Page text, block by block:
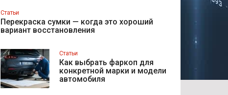
Статьи
Перекраска сумки — когда это хороший
вариант восстановления
Статьи
Как выбрать фаркоп для
конкретной марки и модели
автомобиля